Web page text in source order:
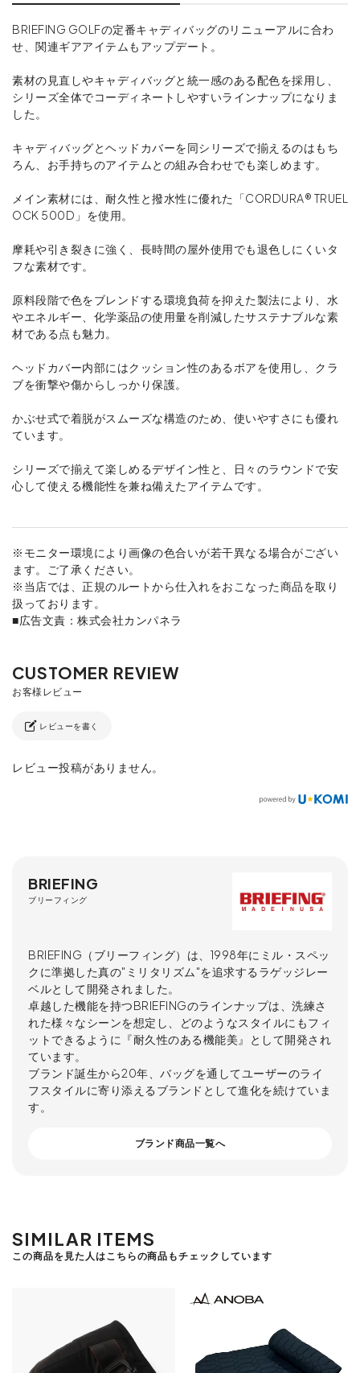
BRIEFING GOLFの定番キャディバッグのリニューアルに合わ
せ、関連ギアアイテムもアップデート。
素材の見直しやキャディバッグと統一感のある配色を採用し、
シリーズ全体でコーディネートしやすいラインナップになりま
した。
キャディバッグとヘッドカバーを同シリーズで揃えるのはもち
ろん、お手持ちのアイテムとの組み合わせでも楽しめます。
メイン素材には、耐久性と撥水性に優れた「CORDURA® TRUEL
OCK 500D」を使用。
摩耗や引き裂きに強く、長時間の屋外使用でも退色しにくいタ
フな素材です。
原料段階で色をブレンドする環境負荷を抑えた製法により、水
やエネルギー、化学薬品の使用量を削減したサステナブルな素
材である点も魅力。
ヘッドカバー内部にはクッション性のあるボアを使用し、クラ
ブを衝撃や傷からしっかり保護。
かぶせ式で着脱がスムーズな構造のため、使いやすさにも優れ
ています。
シリーズで揃えて楽しめるデザイン性と、日々のラウンドで安
心して使える機能性を兼ね備えたアイテムです。
※モニター環境により画像の色合いが若干異なる場合がござい
ます。ご了承ください。
※当店では、正規のルートから仕入れをおこなった商品を取り
扱っております。
■広告文責：株式会社カンパネラ
レビューを書く
レビュー投稿がありません。
BRIEFING
ブリーフィング
BRIEFING（ブリーフィング）は、1998年にミル・スペッ
クに準拠した真の"ミリタリズム"を追求するラゲッジレー
ベルとして開発されました。
卓越した機能を持つBRIEFINGのラインナップは、洗練さ
れた様々なシーンを想定し、どのようなスタイルにもフィ
ットできるように『耐久性のある機能美』として開発され
ています。
ブランド誕生から20年、バッグを通してユーザーのライ
フスタイルに寄り添えるブランドとして進化を続けていま
す。
ブランド商品一覧へ
SIMILAR ITEMS
この商品を見た人はこちらの商品もチェックしています